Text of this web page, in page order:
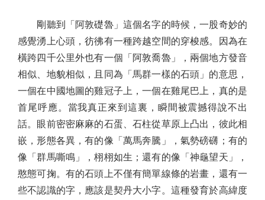
剛聽到「阿敦礎魯」這個名字的時候，一股奇妙的
感覺湧上心頭，彷彿有一種跨越空間的穿梭感。因為在
橫跨四千公里外也有一個「阿敦喬魯」，兩個地方發音
相似、地貌相似，且同為「馬群一樣的石頭」的意思，
一個在中國地圖的雞冠子上，一個在雞尾巴上，真的是
首尾呼應。當我真正來到這裏，瞬間被震撼得說不出
話。眼前密密麻麻的石蛋、石柱從草原上凸出，彼此相
嵌，形態各異，有的像「萬馬奔騰」，氣勢磅礴；有的
像「群馬嘶鳴」，栩栩如生；還有的像「神龜望天」，
憨態可掬。有的石頭上不僅有簡單線條的岩畫，還有一
些不認識的字，應該是契丹大小字。這種發育於高緯度